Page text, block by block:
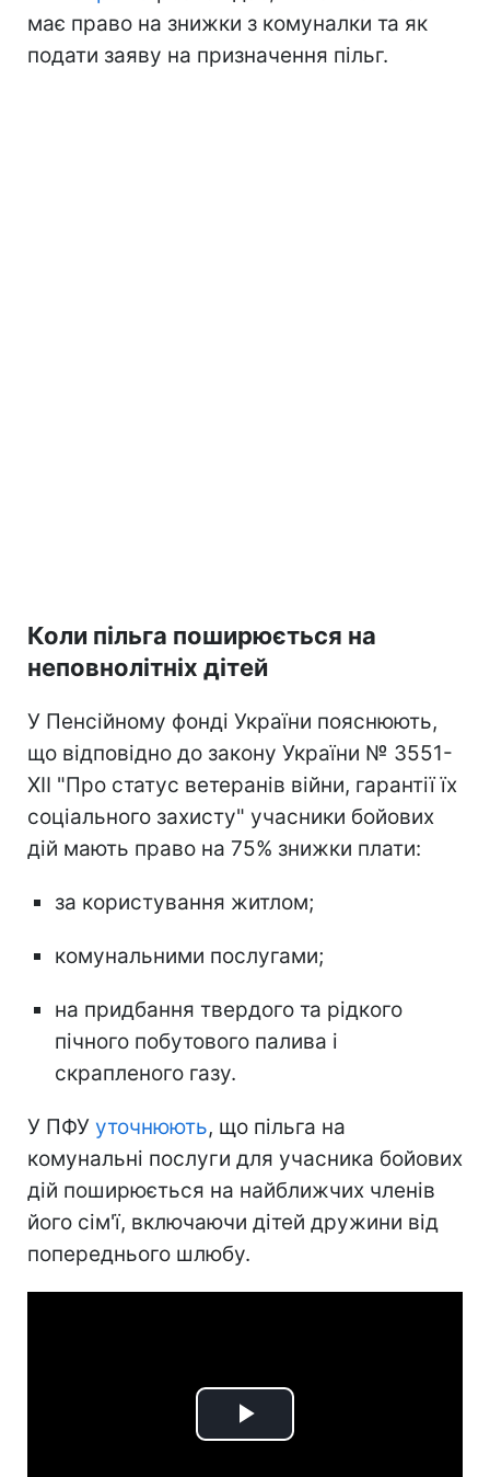
має право на знижки з комуналки та як
подати заяву на призначення пільг.
Коли пільга поширюється на
неповнолітніх дітей
У Пенсійному фонді України пояснюють,
що відповідно до закону України № 3551-
XII "Про статус ветеранів війни, гарантії їх
соціального захисту" учасники бойових
дій мають право на 75% знижки плати:
за користування житлом;
комунальними послугами;
на придбання твердого та рідкого
пічного побутового палива і
скрапленого газу.
У ПФУ уточнюють, що пільга на
комунальні послуги для учасника бойових
дій поширюється на найближчих членів
його сім'ї, включаючи дітей дружини від
попереднього шлюбу.
Play